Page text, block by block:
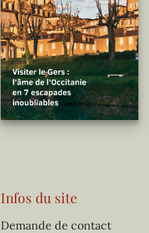
Infos du site
Demande de contact